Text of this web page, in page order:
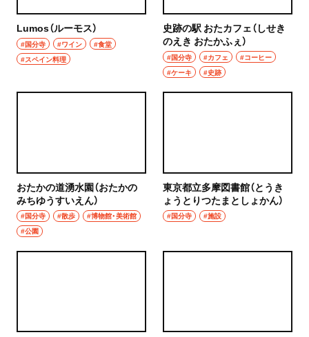
Lumos（ルーモス）
#国分寺 #ワイン
#食堂
#スペイン料理
史跡の駅 おたカフェ（しせき
のえき おたかふぇ）
#国分寺 #カフェ
#コーヒー
#ケーキ
#史跡
おたかの道湧水園（おたかの
みちゆうすいえん）
#国分寺 #散歩
#博物館・美術館
#公園
東京都立多摩図書館（とうき
ょうとりつたまとしょかん）
#国分寺 #施設